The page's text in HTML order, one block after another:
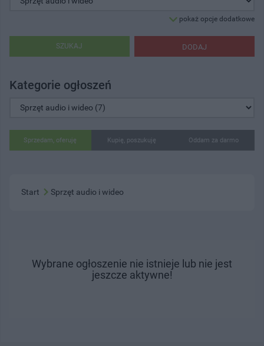
pokaż opcje dodatkowe
DODAJ
SZUKAJ
Kategorie ogłoszeń
Sprzedam, oferuję Kupię, poszukuję Oddam za darmo
Start Sprzęt audio i wideo
Wybrane ogłoszenie nie istnieje lub nie jest
jeszcze aktywne!